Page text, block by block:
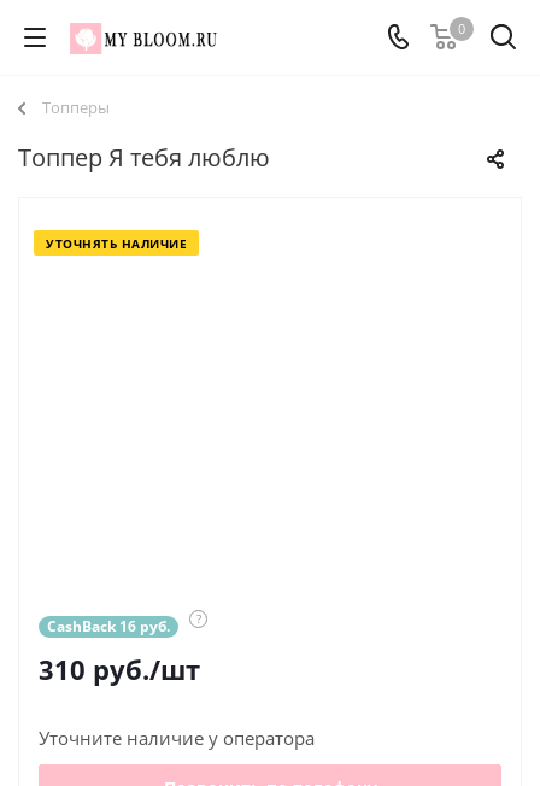
0
Топперы
Топпер Я тебя люблю
УТОЧНЯТЬ НАЛИЧИЕ
CashBack 16 руб. ?
310 руб./шт
Уточните наличие у оператора